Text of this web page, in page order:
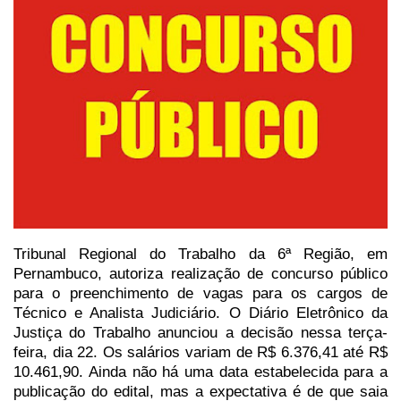
Tribunal Regional do Trabalho da 6ª Região, em
Pernambuco, autoriza realização de concursopúblico
para o preenchimento de vagas para os cargos de
Técnico e Analista Judiciário. O Diário Eletrônico da
Justiça do Trabalho anunciou a decisão nessaterça-
feira, dia 22. Os salários variam de R$ 6.376,41 até R$
10.461,90. Aindanão há uma data estabelecida para a
publicação do edital, mas a expectativa é de que saia